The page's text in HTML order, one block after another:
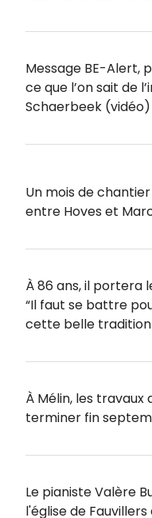
Message BE-Alert,
ce que l’on sait de
Schaerbeek (vidéo)
Un mois de
entre Hoves et
À 86 ans, il portera
“Il faut se battre
cette belle tradition
À Mélin, les
terminer fin
Le pianiste Valère
l'église de